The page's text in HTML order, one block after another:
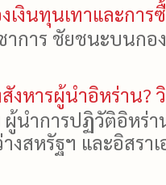
งินทุนเทาและการ
การ ชัยชนะบนกอ
งหารผู้นำอิหร่าน?
นำการปฏิวัติอิหร่า
งสหรัฐฯ และอิสรา